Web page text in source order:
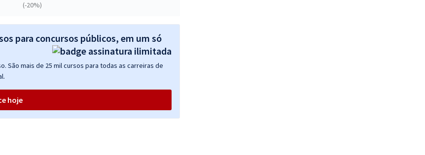
(-20%)
para concursos públicos, em um só
São mais de 25 mil cursos para todas as carreiras de
hoje